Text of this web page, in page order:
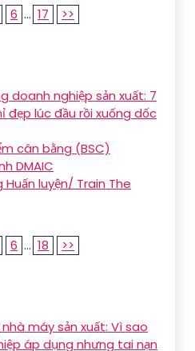
6 ... 17 >>
doanh nghiệp sản xuất: 7
đẹp lúc đầu rồi xuống dốc
cân bằng (BSC)
DMAIC
luyện/ Train The
6 ... 18 >>
máy sản xuất: Vì sao
áp dụng nhưng tai nạn